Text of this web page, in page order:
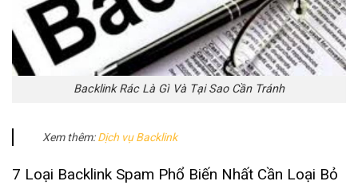
Backlink Rác Là Gì Và Tại Sao Cần Tránh
Xem thêm:Dịch vụ Backlink
7 Loại Backlink Spam Phổ Biến Nhất Cần Loại Bỏ